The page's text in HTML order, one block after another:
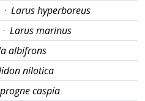
Larus hyperboreus
Larus marinus
albifrons
nilotica
caspia